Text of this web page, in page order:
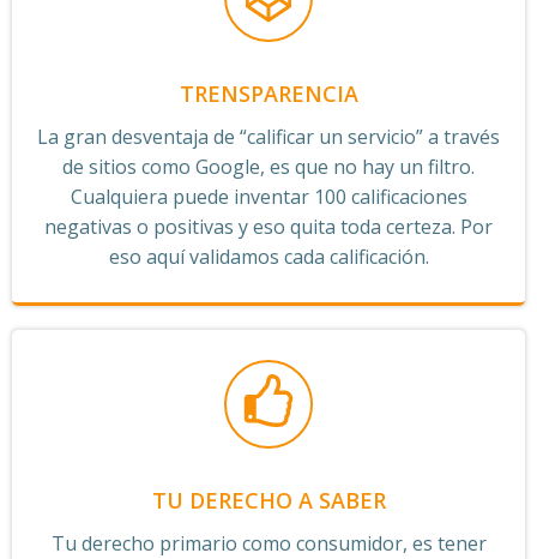
TRENSPARENCIA
La gran desventaja de “calificar un servicio” a través
de sitios como Google, es que no hay un filtro.
Cualquiera puede inventar 100 calificaciones
negativas o positivas y eso quita toda certeza. Por
eso aquí validamos cada calificación.
TU DERECHO A SABER
Tu derecho primario como consumidor, es tener